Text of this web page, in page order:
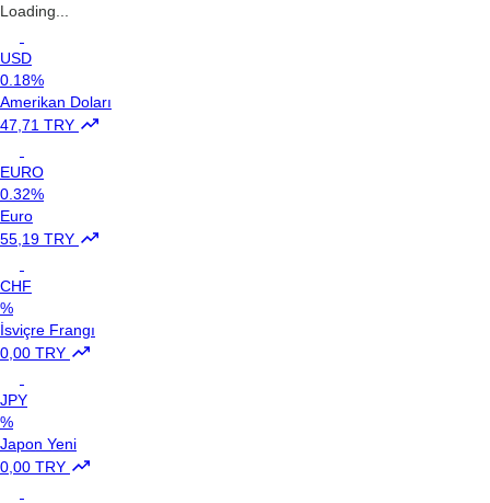
Loading...
USD
0.18%
Amerikan Doları
47,71 TRY
EURO
0.32%
Euro
55,19 TRY
CHF
%
İsviçre Frangı
0,00 TRY
JPY
%
Japon Yeni
0,00 TRY